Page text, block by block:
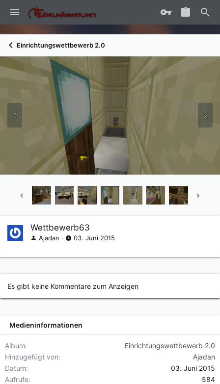
Einrichtungswettbewerb 2.0
Wettbewerb63
Ajadan 03. Juni 2015
Es gibt keine Kommentare zum Anzeigen
Medieninformationen
Album
Einrichtungswettbewerb 2.0
Hinzugefügt von
Ajadan
Datum
03. Juni 2015
Aufrufe
584